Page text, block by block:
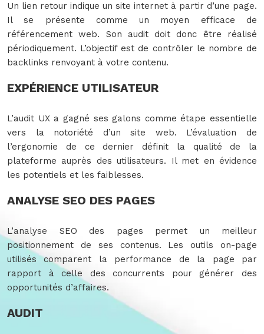
Un lien retour indique un site internet à partir d’une page.
Il se présente comme un moyen efficace de
référencement web. Son audit doit donc être réalisé
périodiquement. L’objectif est de contrôler le nombre de
backlinks renvoyant à votre contenu.
EXPÉRIENCE UTILISATEUR
L’audit UX a gagné ses galons comme étape essentielle
vers la notoriété d’un site web. L’évaluation de
l’ergonomie de ce dernier définit la qualité de la
plateforme auprès des utilisateurs. Il met en évidence
les potentiels et les faiblesses.
ANALYSE SEO DES PAGES
L’analyse SEO des pages permet un meilleur
positionnement de ses contenus. Les outils on-page
utilisés comparent la performance de la page par
rapport à celle des concurrents pour générer des
opportunités d’affaires.
AUDIT